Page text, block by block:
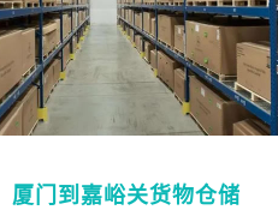
厦门到嘉峪关货物仓储